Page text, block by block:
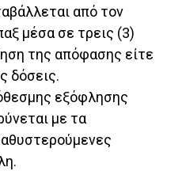
από τον
μέσα σε τρεις (3)
της απόφασης είτε
δόσεις.
εξόφλησης
με τα